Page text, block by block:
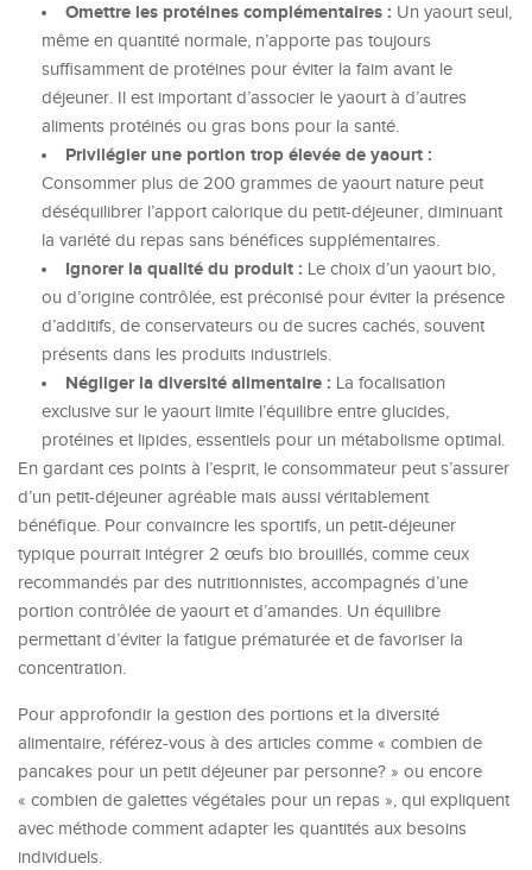
Omettre les protéines complémentaires : Un yaourt seul,
même en quantité normale, n’apporte pas toujours
suffisamment de protéines pour éviter la faim avant le
déjeuner. Il est important d’associer le yaourt à d’autres
aliments protéinés ou gras bons pour la santé.
Privilégier une portion trop élevée de yaourt :
Consommer plus de 200 grammes de yaourt nature peut
déséquilibrer l’apport calorique du petit-déjeuner, diminuant
la variété du repas sans bénéfices supplémentaires.
Ignorer la qualité du produit : Le choix d’un yaourt bio,
ou d’origine contrôlée, est préconisé pour éviter la présence
d’additifs, de conservateurs ou de sucres cachés, souvent
présents dans les produits industriels.
Négliger la diversité alimentaire : La focalisation
exclusive sur le yaourt limite l’équilibre entre glucides,
protéines et lipides, essentiels pour un métabolisme optimal.
En gardant ces points à l’esprit, le consommateur peut s’assurer
d’un petit-déjeuner agréable mais aussi véritablement
bénéfique. Pour convaincre les sportifs, un petit-déjeuner
typique pourrait intégrer 2 œufs bio brouillés, comme ceux
recommandés par des nutritionnistes, accompagnés d’une
portion contrôlée de yaourt et d’amandes. Un équilibre
permettant d’éviter la fatigue prématurée et de favoriser la
concentration.
Pour approfondir la gestion des portions et la diversité
alimentaire, référez-vous à des articles comme « combien de
pancakes pour un petit déjeuner par personne? » ou encore
« combien de galettes végétales pour un repas », qui expliquent
avec méthode comment adapter les quantités aux besoins
individuels.